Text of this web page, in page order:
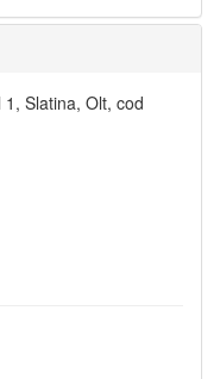
Slatina, Olt, cod